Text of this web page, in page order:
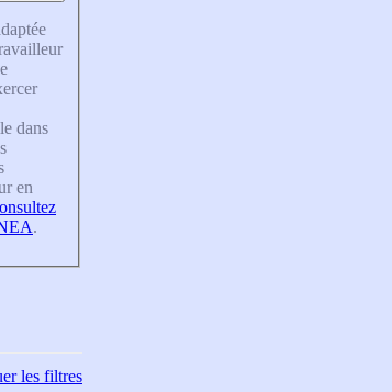
dans
en
.
les filtres